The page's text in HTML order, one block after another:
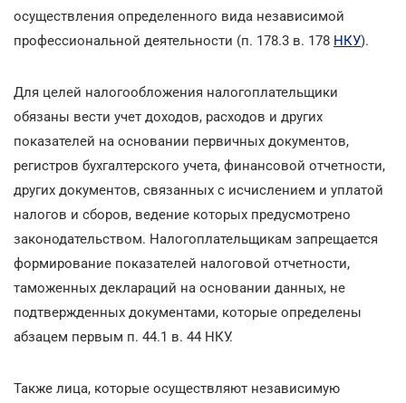
осуществления определенного вида независимой
профессиональной деятельности (п. 178.3 в. 178 НКУ).
Для целей налогообложения налогоплательщики
обязаны вести учет доходов, расходов и других
показателей на основании первичных документов,
регистров бухгалтерского учета, финансовой отчетности,
других документов, связанных с исчислением и уплатой
налогов и сборов, ведение которых предусмотрено
законодательством. Налогоплательщикам запрещается
формирование показателей налоговой отчетности,
таможенных деклараций на основании данных, не
подтвержденных документами, которые определены
абзацем первым п. 44.1 в. 44 НКУ.
Также лица, которые осуществляют независимую